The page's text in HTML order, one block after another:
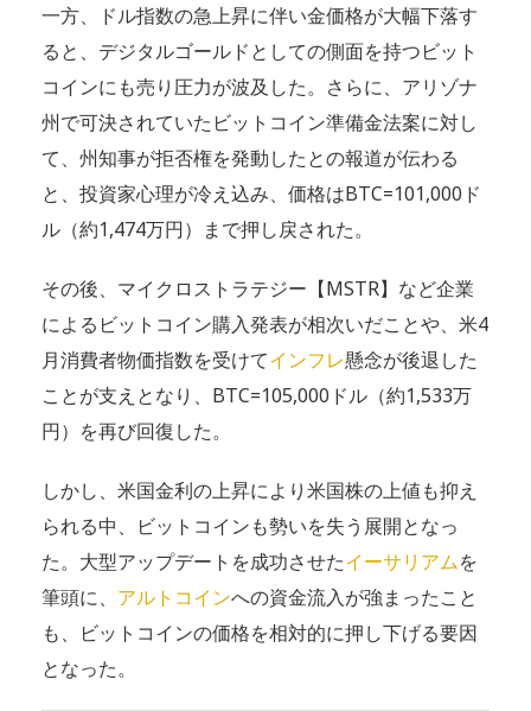
一方、ドル指数の急上昇に伴い金価格が大幅下落す
ると、デジタルゴールドとしての側面を持つビット
コインにも売り圧力が波及した。さらに、アリゾナ
州で可決されていたビットコイン準備金法案に対し
て、州知事が拒否権を発動したとの報道が伝わる
と、投資家心理が冷え込み、価格はBTC=101,000ド
ル（約1,474万円）まで押し戻された。
その後、マイクロストラテジー【MSTR】など企業
によるビットコイン購入発表が相次いだことや、米4
月消費者物価指数を受けてインフレ懸念が後退した
ことが支えとなり、BTC=105,000ドル（約1,533万
円）を再び回復した。
しかし、米国金利の上昇により米国株の上値も抑え
られる中、ビットコインも勢いを失う展開となっ
た。大型アップデートを成功させたイーサリアムを
筆頭に、 アルトコインへの資金流入が強まったこと
も、ビットコインの価格を相対的に押し下げる要因
となった。